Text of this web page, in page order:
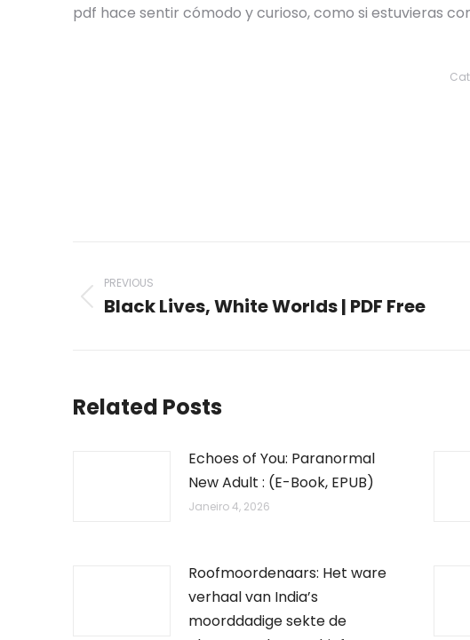
pdf hace sentir cómodo y curioso, como si estuvieras
navigation
PREVIOUS
Previous
Black Lives, White Worlds | PDF Free
Related Posts
Echoes of You: Paranormal
New Adult : (E-Book, EPUB)
Janeiro 4, 2026
Roofmoordenaars: Het ware
verhaal van India’s
moorddadige sekte de